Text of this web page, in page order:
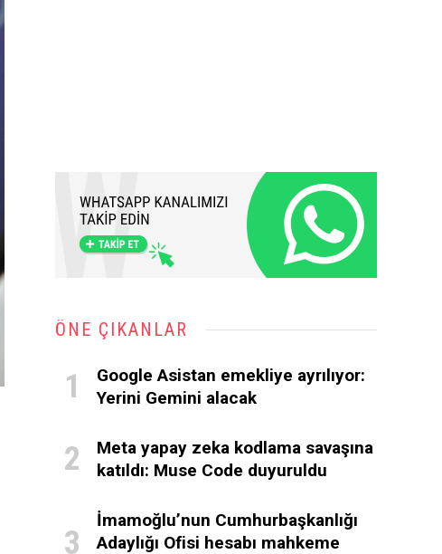
ÖNE ÇIKANLAR
Google Asistan emekliye ayrılıyor:
Yerini Gemini alacak
Meta yapay zeka kodlama savaşına
katıldı: Muse Code duyuruldu
İmamoğlu’nun Cumhurbaşkanlığı
Adaylığı Ofisi hesabı mahkeme